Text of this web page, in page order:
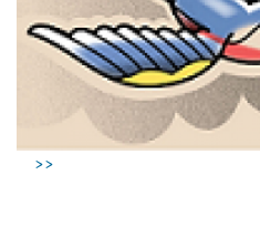
Vind hier je studio
>>